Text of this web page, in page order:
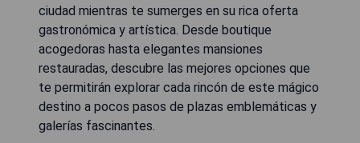
ciudad mientras te sumerges en su rica oferta
gastronómica y artística. Desde boutique
acogedoras hasta elegantes mansiones
restauradas, descubre las mejores opciones que
te permitirán explorar cada rincón de este mágico
destino a pocos pasos de plazas emblemáticas y
galerías fascinantes.